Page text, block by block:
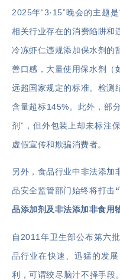
2025年“3·15”晚会的主题
相关行业存在的消费陷阱和
冷冻虾仁违规添加保水剂的
善口感，大量使用保水剂（
远超国家规定的标准。检测
含量超标145%。此外，部
剂”，但外包装上却未标注
虚假宣传和欺骗消费者。
另外，食品行业中非法添加
品安全监管部门始终将打击
品添加剂及非法添加非食用
自2011年卫生部公布第六
品行业在快速、迅猛的发
利，可谓绞尽脑汁不择手段